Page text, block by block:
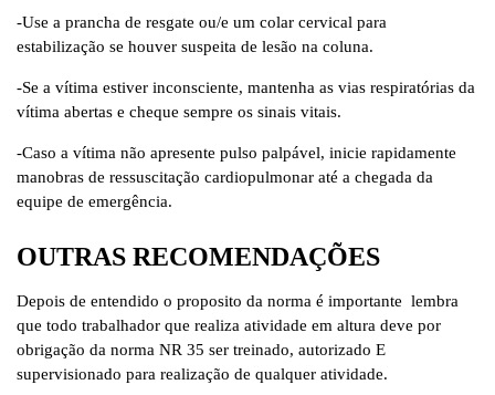
-Use a prancha de resgate ou/e um colar cervical para
estabilização se houver suspeita de lesão na coluna.
-Se a vítima estiver inconsciente, mantenha as vias respiratórias da
vítima abertas e cheque sempre os sinais vitais.
-Caso a vítima não apresente pulso palpável, inicie rapidamente
manobras de ressuscitação cardiopulmonar até a chegada da
equipe de emergência.
OUTRAS RECOMENDAÇÕES
Depois de entendido o proposito da norma é importante lembra
que todo trabalhador que realiza atividade em altura deve por
obrigação da norma NR 35 ser treinado, autorizado E
supervisionado para realização de qualquer atividade.